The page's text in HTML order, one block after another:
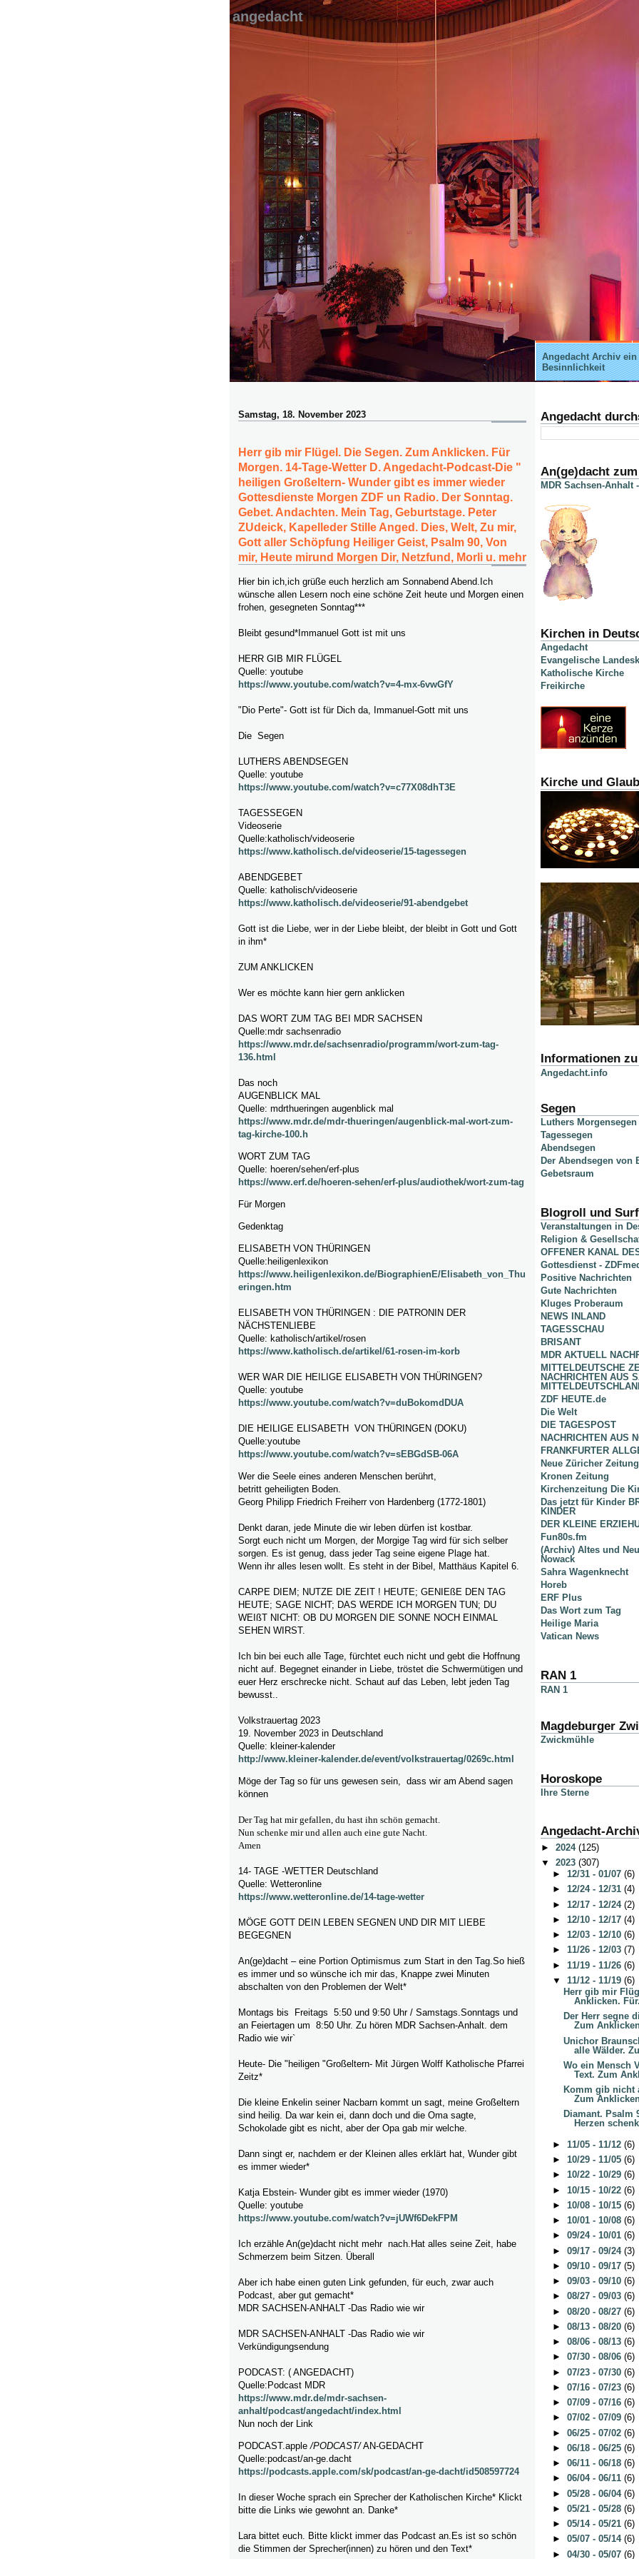
angedacht
Angedacht Archiv
Besinnlichkeit
Samstag, 18. November 2023
Herr gib mir Flügel. Die Segen. Zum Anklicken. Für
Morgen. 14-Tage-Wetter D. Angedacht-Podcast-Die "
heiligen Großeltern- Wunder gibt es immer wieder
Gottesdienste Morgen ZDF un Radio. Der Sonntag.
Gebet. Andachten. Mein Tag, Geburtstage. Peter
ZUdeick, Kapelleder Stille Anged. Dies, Welt, Zu mir,
Gott aller Schöpfung Heiliger Geist, Psalm 90, Von
mir, Heute mirund Morgen Dir, Netzfund, Morli u. mehr
Hier bin ich,ich grüße euch herzlich am Sonnabend Abend.Ich
wünsche allen Lesern noch eine schöne Zeit heute und Morgen einen
frohen, gesegneten Sonntag***
Bleibt gesund*Immanuel Gott ist mit uns
HERR GIB MIR FLÜGEL
Quelle: youtube
https://www.youtube.com/watch?v=4-mx-6vwGfY
"Dio Perte"- Gott ist für Dich da, Immanuel-Gott mit uns
Die Segen
LUTHERS ABENDSEGEN
Quelle: youtube
https://www.youtube.com/watch?v=c77X08dhT3E
TAGESSEGEN
Videoserie
Quelle:katholisch/videoserie
https://www.katholisch.de/videoserie/15-tagessegen
ABENDGEBET
Quelle: katholisch/videoserie
https://www.katholisch.de/videoserie/91-abendgebet
Gott ist die Liebe, wer in der Liebe bleibt, der bleibt in Gott und Gott
in ihm*
ZUM ANKLICKEN
Wer es möchte kann hier gern anklicken
DAS WORT ZUM TAG BEI MDR SACHSEN
Quelle:mdr sachsenradio
https://www.mdr.de/sachsenradio/programm/wort-zum-tag-
136.html
Das noch
AUGENBLICK MAL
Quelle: mdrthueringen augenblick mal
https://www.mdr.de/mdr-thueringen/augenblick-mal-wort-zum-
tag-kirche-100.h
WORT ZUM TAG
Quelle: hoeren/sehen/erf-plus
https://www.erf.de/hoeren-sehen/erf-plus/audiothek/wort-zum-tag
Für Morgen
Gedenktag
ELISABETH VON THÜRINGEN
Quelle:heiligenlexikon
https://www.heiligenlexikon.de/BiographienE/Elisabeth_von_Thu
eringen.htm
ELISABETH VON THÜRINGEN : DIE PATRONIN DER
NÄCHSTENLIEBE
Quelle: katholisch/artikel/rosen
https://www.katholisch.de/artikel/61-rosen-im-korb
WER WAR DIE HEILIGE ELISABETH VON THÜRINGEN?
Quelle: youtube
https://www.youtube.com/watch?v=duBokomdDUA
DIE HEILIGE ELISABETH VON THÜRINGEN (DOKU)
Quelle:youtube
https://www.youtube.com/watch?v=sEBGdSB-06A
Wer die Seele eines anderen Menschen berührt,
betritt geheiligten Boden.
Georg Philipp Friedrich Freiherr von Hardenberg (1772-1801)
Denkt daran, jede Minute die wir leben dürfen ist kostbar.
Sorgt euch nicht um Morgen, der Morgige Tag wird für sich selber
sorgen. Es ist genug, dass jeder Tag seine eigene Plage hat.
Wenn ihr alles lesen wollt. Es steht in der Bibel, Matthäus Kapitel 6.
CARPE DIEM; NUTZE DIE ZEIT ! HEUTE; GENIEßE DEN TAG
HEUTE; SAGE NICHT; DAS WERDE ICH MORGEN TUN; DU
WEIßT NICHT: OB DU MORGEN DIE SONNE NOCH EINMAL
SEHEN WIRST.
Ich bin bei euch alle Tage, fürchtet euch nicht und gebt die Hoffnung
nicht auf. Begegnet einander in Liebe, tröstet die Schwermütigen und
euer Herz erschrecke nicht. Schaut auf das Leben, lebt jeden Tag
bewusst..
Volkstrauertag 2023
19. November 2023 in Deutschland
Quelle: kleiner-kalender
http://www.kleiner-kalender.de/event/volkstrauertag/0269c.html
Möge der Tag so für uns gewesen sein, dass wir am Abend sagen
können
Der Tag hat mir gefallen, du hast ihn schön gemacht.
Nun schenke mir und allen auch eine gute Nacht.
Amen
14- TAGE -WETTER Deutschland
Quelle: Wetteronline
https://www.wetteronline.de/14-tage-wetter
MÖGE GOTT DEIN LEBEN SEGNEN UND DIR MIT LIEBE
BEGEGNEN
An(ge)dacht – eine Portion Optimismus zum Start in den Tag.So hieß
es immer und so wünsche ich mir das, Knappe zwei Minuten
abschalten von den Problemen der Welt*
Montags bis Freitags 5:50 und 9:50 Uhr / Samstags.Sonntags und
an Feiertagen um 8:50 Uhr. Zu hören MDR Sachsen-Anhalt. dem
Radio wie wir`
Heute- Die "heiligen "Großeltern- Mit Jürgen Wolff Katholische Pfarrei
Zeitz*
Die kleine Enkelin seiner Nacbarn kommt un sagt, meine Großeltern
sind heilig. Da war kein ei, dann doch und die Oma sagte,
Schokolade gibt es nicht, aber der Opa gab mir welche.
Dann singt er, nachdem er der Kleinen alles erklärt hat, Wunder gibt
es immer wieder*
Katja Ebstein- Wunder gibt es immer wieder (1970)
Quelle: youtube
https://www.youtube.com/watch?v=jUWf6DekFPM
Ich erzähle An(ge)dacht nicht mehr nach.Hat alles seine Zeit, habe
Schmerzem beim Sitzen. Überall
Aber ich habe einen guten Link gefunden, für euch, zwar auch
Podcast, aber gut gemacht*
MDR SACHSEN-ANHALT -Das Radio wie wir
MDR SACHSEN-ANHALT -Das Radio wie wir
Verkündigungsendung
PODCAST: ( ANGEDACHT)
Quelle:Podcast MDR
https://www.mdr.de/mdr-sachsen-
anhalt/podcast/angedacht/index.html
Nun noch der Link
PODCAST.apple/PODCAST/AN-GEDACHT
Quelle:podcast/an-ge.dacht
https://podcasts.apple.com/sk/podcast/an-ge-dacht/id508597724
In dieser Woche sprach ein Sprecher der Katholischen Kirche* Klickt
bitte die Links wie gewohnt an. Danke*
Lara bittet euch. Bitte klickt immer das Podcast an.Es ist so schön
die Stimmen der Sprecher(innen) zu hören und den Text*
Angedacht
An(ge)dacht
MDR Sachsen-Anhalt
Kirchen in
Angedacht
Evangelische
Katholische Kirche
Freikirche
Kirche und
Informationen
Angedacht.info
Segen
Luthers Morgensegen
Tagessegen
Abendsegen
Der Abendsegen von
Gebetsraum
Blogroll und
Veranstaltungen in
Religion &
OFFENER KANAL
Gottesdienst -
Positive Nachrichten
Gute Nachrichten
Kluges Proberaum
NEWS INLAND
TAGESSCHAU
BRISANT
MDR AKTUELL
MITTELDEUTSCHE
NACHRICHTEN AUS
ZDF HEUTE.de
Die Welt
DIE TAGESPOST
NACHRICHTEN AUS
FRANKFURTER
Neue Züricher Zeitung
Kronen Zeitung
Kirchenzeitung Die
Das jetzt für Kinder
KINDER
DER KLEINE
Fun80s.fm
(Archiv) Altes und
Nowack
Sahra Wagenknecht
Horeb
ERF Plus
Das Wort zum Tag
Heilige Maria
Vatican News
RAN 1
RAN 1
Magdeburger
Zwickmühle
Horoskope
Ihre Sterne
Angedacht-
► 2024 (125)
▼ 2023 (307)
► 12/31 - 01/07 (6)
► 12/24 - 12/31 (4)
► 12/17 - 12/24 (2)
► 12/10 - 12/17 (4)
► 12/03 - 12/10 (6)
► 11/26 - 12/03 (7)
► 11/19 - 11/26 (6)
▼ 11/12 - 11/19 (6)
Herr gib mir
Anklicken.
Der Herr segne
Zum
Unichor
alle Wälder.
Wo ein Mensch
Text. Zum
Komm gib nicht
Zum
Diamant. Psalm
Herzen
► 11/05 - 11/12 (6)
► 10/29 - 11/05 (6)
► 10/22 - 10/29 (6)
► 10/15 - 10/22 (6)
► 10/08 - 10/15 (6)
► 10/01 - 10/08 (6)
► 09/24 - 10/01 (6)
► 09/17 - 09/24 (3)
► 09/10 - 09/17 (5)
► 09/03 - 09/10 (6)
► 08/27 - 09/03 (6)
► 08/20 - 08/27 (6)
► 08/13 - 08/20 (6)
► 08/06 - 08/13 (6)
► 07/30 - 08/06 (6)
► 07/23 - 07/30 (6)
► 07/16 - 07/23 (6)
► 07/09 - 07/16 (6)
► 07/02 - 07/09 (6)
► 06/25 - 07/02 (6)
► 06/18 - 06/25 (6)
► 06/11 - 06/18 (6)
► 06/04 - 06/11 (6)
► 05/28 - 06/04 (6)
► 05/21 - 05/28 (6)
► 05/14 - 05/21 (6)
► 05/07 - 05/14 (6)
► 04/30 - 05/07 (6)